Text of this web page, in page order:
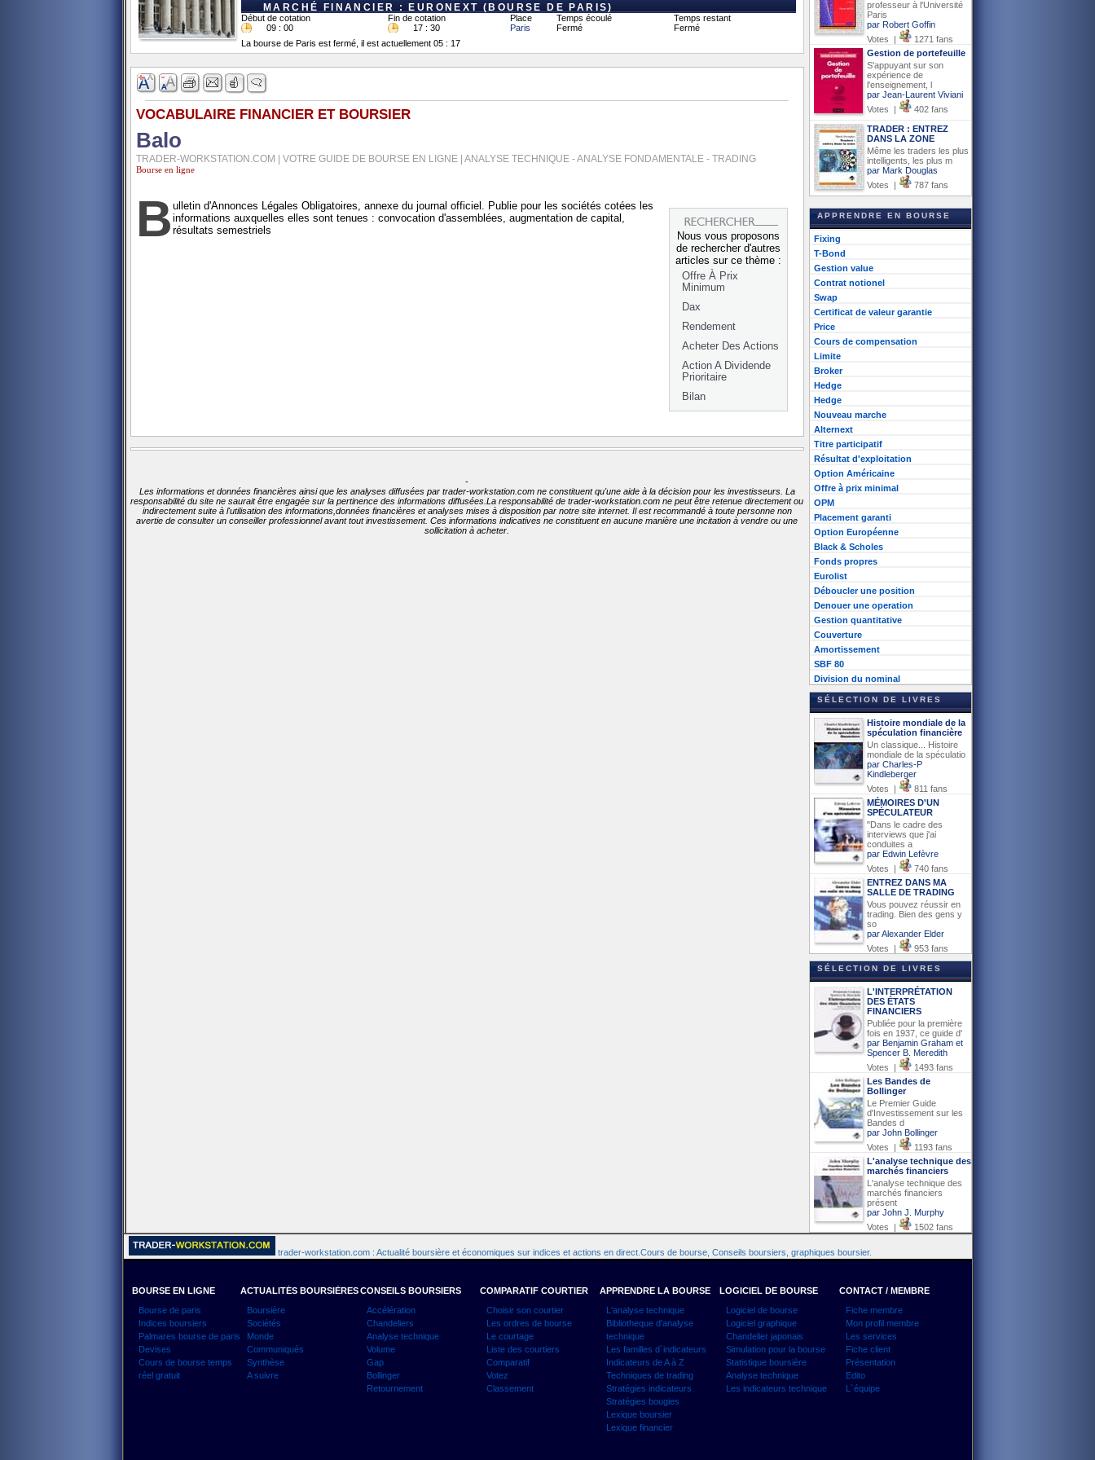
MARCHÉ FINANCIER : EURONEXT (BOURSE DE PARIS)
Début de cotation Fin de cotation Place Temps écoulé
Temps restant
09 : 00
17 : 30 Paris Fermé
Fermé
La bourse de Paris est fermé, il est actuellement 05 : 17
VOCABULAIRE FINANCIER ET BOURSIER
Balo
TRADER-WORKSTATION.COM | VOTRE GUIDE DE BOURSE EN LIGNE | ANALYSE TECHNIQUE - ANALYSE FONDAMENTALE - TRADING
Bourse en ligne
Nous vous proposons
de rechercher d'autres
articles sur ce thème :
Offre À Prix
Minimum
Dax
Rendement
Acheter Des Actions
Action A Dividende
Prioritaire
Bilan
B ulletin d'Annonces Légales Obligatoires, annexe du journal officiel. Publie pour les sociétés cotées les
informations auxquelles elles sont tenues : convocation d'assemblées, augmentation de capital,
résultats semestriels
-
Les informations et données financières ainsi que les analyses diffusées par trader-workstation.com ne constituent qu'une aide à la décision pour les investisseurs. La
responsabilité du site ne saurait être engagée sur la pertinence des informations diffusées.La responsabilité de trader-workstation.com ne peut être retenue directement ou
indirectement suite à l'utilisation des informations,données financières et analyses mises à disposition par notre site internet. Il est recommandé à toute personne non
avertie de consulter un conseiller professionnel avant tout investissement. Ces informations indicatives ne constituent en aucune manière une incitation à vendre ou une
sollicitation à acheter.
professeur à l'Université
Paris
par Robert Goffin
Votes |
1271 fans
Gestion de portefeuille
S'appuyant sur son
expérience de
l'enseignement, l
par Jean-Laurent Viviani
Votes |
402 fans
TRADER : ENTREZ
DANS LA ZONE
Même les traders les plus
intelligents, les plus m
par Mark Douglas
Votes |
787 fans
APPRENDRE EN BOURSE
Fixing
T-Bond
Gestion value
Contrat notionel
Swap
Certificat de valeur garantie
Price
Cours de compensation
Limite
Broker
Hedge
Hedge
Nouveau marche
Alternext
Titre participatif
Résultat d'exploitation
Option Américaine
Offre à prix minimal
OPM
Placement garanti
Option Européenne
Black & Scholes
Fonds propres
Eurolist
Déboucler une position
Denouer une operation
Gestion quantitative
Couverture
Amortissement
SBF 80
Division du nominal
SÉLECTION DE LIVRES
Histoire mondiale de la
spéculation financière
Un classique... Histoire
mondiale de la spéculatio
par Charles-P
Kindleberger
Votes |
811 fans
MÉMOIRES D'UN
SPÉCULATEUR
"Dans le cadre des
interviews que j'ai
conduites a
par Edwin Lefèvre
Votes |
740 fans
ENTREZ DANS MA
SALLE DE TRADING
Vous pouvez réussir en
trading. Bien des gens y
so
par Alexander Elder
Votes |
953 fans
SÉLECTION DE LIVRES
L'INTERPRÉTATION
DES ÉTATS
FINANCIERS
Publiée pour la première
fois en 1937, ce guide d'
par Benjamin Graham et
Spencer B. Meredith
Votes |
1493 fans
Les Bandes de
Bollinger
Le Premier Guide
d'Investissement sur les
Bandes d
par John Bollinger
Votes |
1193 fans
L'analyse technique des
marchés financiers
L'analyse technique des
marchés financiers
présent
par John J. Murphy
Votes |
1502 fans
trader-workstation.com : Actualité boursière et économiques sur indices et actions en direct.Cours de bourse, Conseils boursiers, graphiques boursier.
BOURSE EN LIGNE
Bourse de paris
Indices boursiers
Palmares bourse de paris
Devises
Cours de bourse temps
réel gratuit
ACTUALITÉS BOURSIÈRES
Boursière
Sociétés
Monde
Communiqués
Synthèse
A suivre
CONSEILS BOURSIERS
Accélération
Chandeliers
Analyse technique
Volume
Gap
Bollinger
Retournement
COMPARATIF COURTIER
Choisir son courtier
Les ordres de bourse
Le courtage
Liste des courtiers
Comparatif
Votez
Classement
APPRENDRE LA BOURSE
L'analyse technique
Bibliotheque d'analyse
technique
Les familles d`indicateurs
Indicateurs de A à Z
Techniques de trading
Stratégies indicateurs
Stratégies bougies
Lexique boursier
Lexique financier
LOGICIEL DE BOURSE
Logiciel de bourse
Logiciel graphique
Chandelier japonais
Simulation pour la bourse
Statistique boursière
Analyse technique
Les indicateurs technique
CONTACT / MEMBRE
Fiche membre
Mon profil membre
Les services
Fiche client
Présentation
Edito
L`équipe